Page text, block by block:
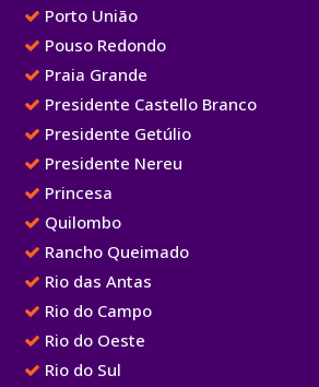
Porto União
Pouso Redondo
Praia Grande
Presidente Castello Branco
Presidente Getúlio
Presidente Nereu
Princesa
Quilombo
Rancho Queimado
Rio das Antas
Rio do Campo
Rio do Oeste
Rio do Sul